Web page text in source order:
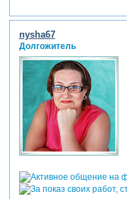
nysha67
Долгожитель